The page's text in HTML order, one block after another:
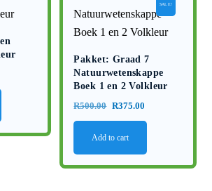
SALE!
Pakket: Graad 7
Natuurwetenskappe
Boek 1 en 2 Volkleur
R500.00 Original
price
was:
R375.00
price
Add to cart